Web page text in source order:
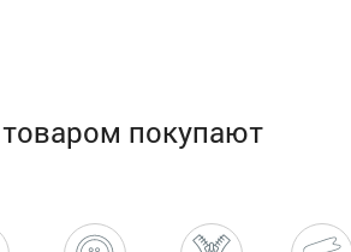
покупают